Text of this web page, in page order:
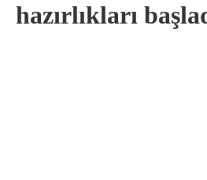
hazırlıkları